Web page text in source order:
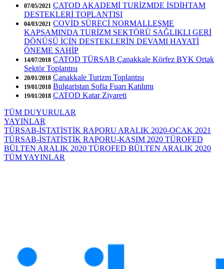
07/05/2021 ÇATOD AKADEMİ TURİZMDE İSDİHTAM
DESTEKLERİ TOPLANTISI
04/03/2021 COVİD SÜRECİ NORMALLEŞME
KAPSAMINDA TURİZM SEKTÖRÜ SAĞLIKLI GERİ
DÖNÜŞÜ İÇİN DESTEKLERİN DEVAMI HAYATİ
ÖNEME SAHİP
14/07/2018 ÇATOD TÜRSAB Çanakkale Körfez BYK Ortak
Sektör Toplantısı
20/01/2018 Çanakkale Turizm Toplantısı
19/01/2018 Bulgaristan Sofia Fuarı Katılımı
19/01/2018 ÇATOD Katar Ziyareti
TÜM DUYURULAR
YAYINLAR
TÜRSAB-İSTATİSTİK RAPORU ARALIK 2020-OCAK 2021
TÜRSAB-İSTATİSTİK RAPORU-KASIM 2020 TÜROFED
BÜLTEN ARALIK 2020 TÜROFED BÜLTEN ARALIK 2020
TÜM YAYINLAR